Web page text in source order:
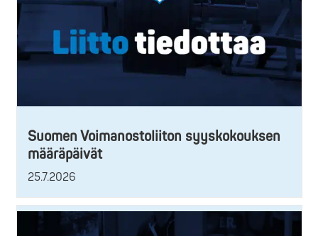
Suomen Voimanostoliiton syyskokouksen
määräpäivät
25.7.2026